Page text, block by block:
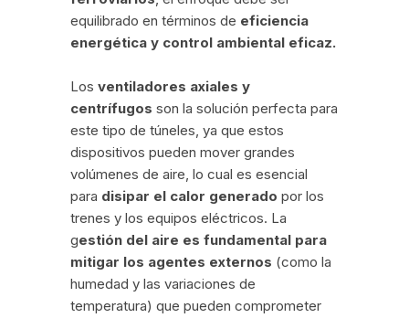
equilibrado en términos de eficiencia
energética y control ambiental eficaz.
Los ventiladores axiales y
centrífugos son la solución perfecta para
este tipo de túneles, ya que estos
dispositivos pueden mover grandes
volúmenes de aire, lo cual es esencial
para disipar el calor generado por los
trenes y los equipos eléctricos. La
gestión del aire es fundamental para
mitigar los agentes externos (como la
humedad y las variaciones de
temperatura) que pueden comprometer